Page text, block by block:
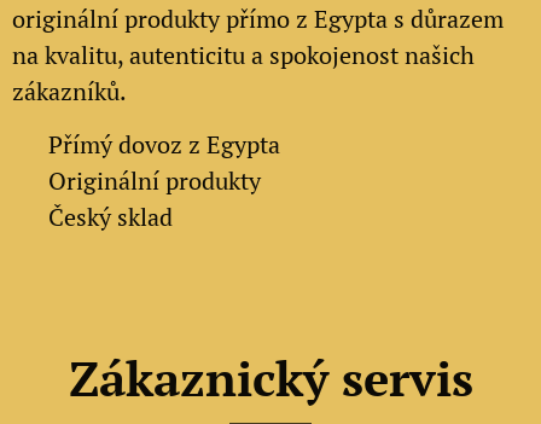
originální produkty přímo z Egypta s důrazem
na kvalitu, autenticitu a spokojenost našich
zákazníků.
Přímý dovoz z Egypta
Originální produkty
✔ Český sklad
Zákaznický servis